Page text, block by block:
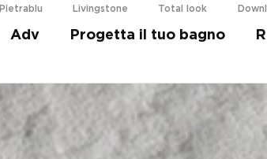
Pietrablu Livingstone Total look
Adv Progetta il tuo bagno